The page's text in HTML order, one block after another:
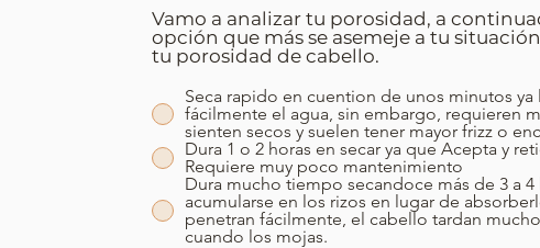
Vamo a analizar tu porosidad, a
opción que más se asemeje a tu
tu porosidad de cabello.
Seca rapido en cuention de unos minutos
fácilmente el agua, sin embargo, requieren
sienten secos y suelen tener mayor frizz o
Dura 1 o 2 horas en secar ya que Acepta y
Requiere muy poco mantenimiento
Dura mucho tiempo secandoce más de 3 a
acumularse en los rizos en lugar de
penetran fácilmente, el cabello tardan
cuando los mojas.